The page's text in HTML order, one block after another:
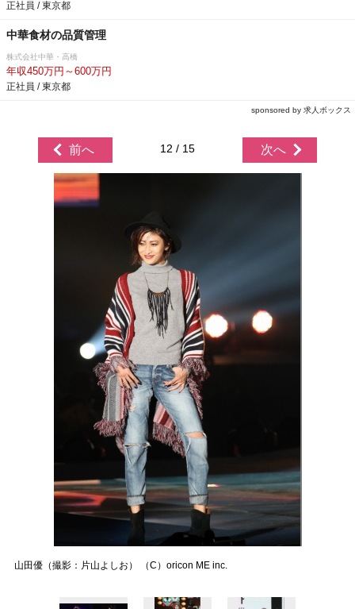
正社員 / 東京都
中華食材の品質管理
株式会社中華・高橋
年収450万円～600万円
正社員 / 東京都
sponsored by 求人ボックス
前へ 12 / 15 次へ
山田優（撮影：片山よしお） （C）oricon ME inc.